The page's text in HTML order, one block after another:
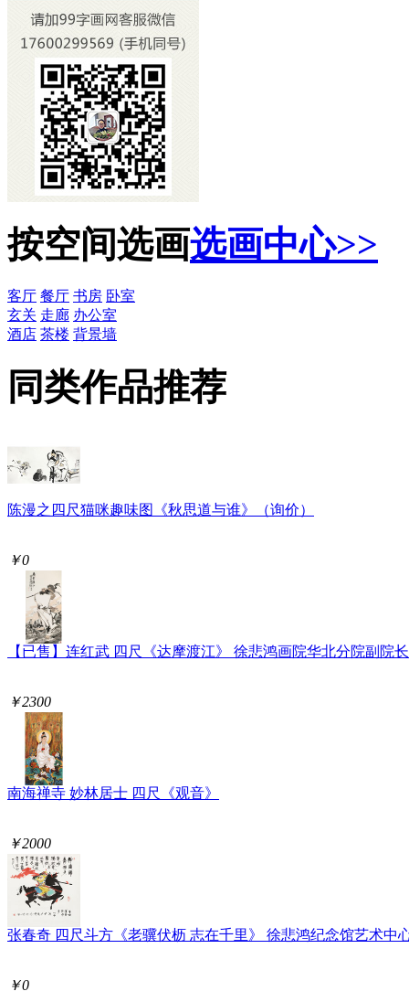
按空间选画选画中心>>
客厅 餐厅 书房 卧室
玄关 走廊 办公室
酒店 茶楼 背景墙
同类作品推荐
陈漫之四尺猫咪趣味图《秋思道与谁》（询价）
￥0
【已售】连红武 四尺《达摩渡江》 徐悲鸿画院华北分院副院长
￥2300
南海禅寺 妙林居士 四尺《观音》
￥2000
张春奇 四尺斗方《老骥伏枥 志在千里》 徐悲鸿纪念馆艺术中
￥0